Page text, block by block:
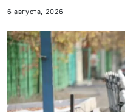
6 августа, 2026